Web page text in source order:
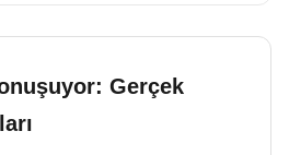
Gerçek